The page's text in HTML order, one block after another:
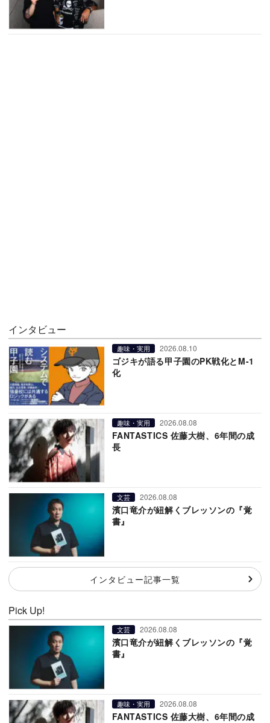
インタビュー
趣味・実用 2026.08.10
ゴジキが語る甲子園のPK戦化とM-1
化
趣味・実用 2026.08.08
FANTASTICS 佐藤大樹、6年間の成
長
文芸 2026.08.08
濱口竜介が紐解くブレッソンの『覚
書』
インタビュー記事一覧
Pick Up!
文芸 2026.08.08
濱口竜介が紐解くブレッソンの『覚
書』
趣味・実用 2026.08.08
FANTASTICS 佐藤大樹、6年間の成